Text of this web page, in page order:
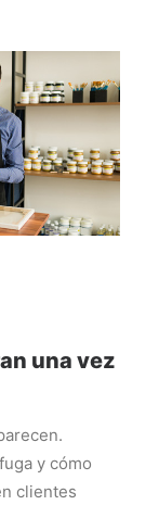
una vez
y cómo
clientes